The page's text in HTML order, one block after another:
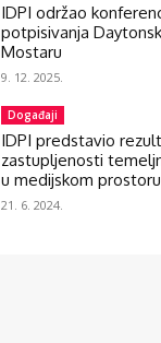
IDPI održao
potpisivanja
Mostaru
9. 12. 2025.
Događaji
IDPI predstavio
zastupljenosti
u medijskom
21. 6. 2024.